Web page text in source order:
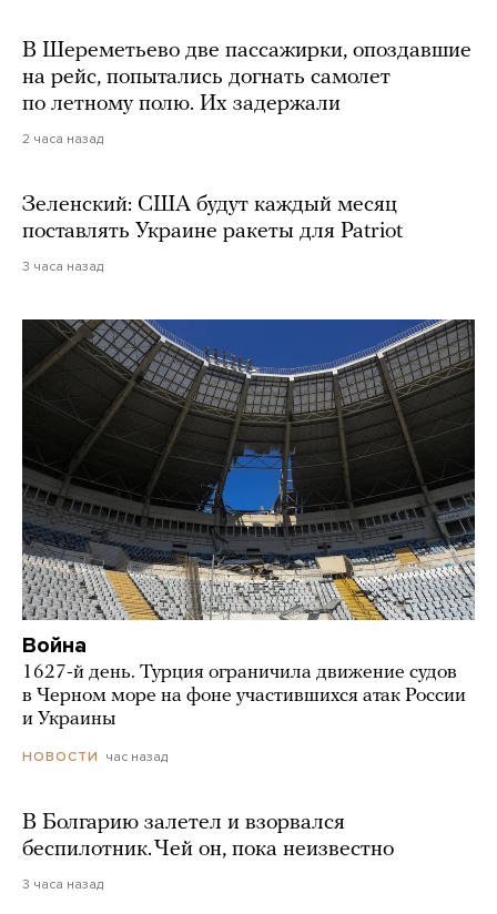
В Шереметьево две пассажирки, опоздавшие
на рейс, попытались догнать самолет
по летному полю. Их задержали
2 часа назад
Зеленский: США будут каждый месяц
поставлять Украине ракеты для Patriot
3 часа назад
Война
1627-й день. Турция ограничила движение судов
в Черном море на фоне участившихся атак России
и Украины
НОВОСТИ час назад
В Болгарию залетел и взорвался
беспилотник. Чей он, пока неизвестно
3 часа назад